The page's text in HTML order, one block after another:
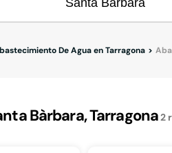
De Agua en Tarragona
Bàrbara, Tarragona2